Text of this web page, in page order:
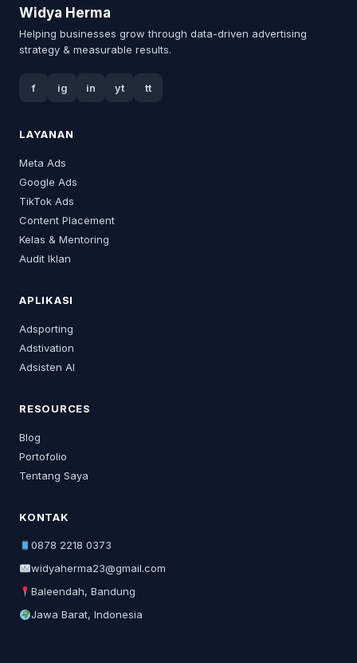
Widya Herma
Helping businesses grow through data-driven advertising
strategy & measurable results.
f ig in yt tt
LAYANAN
Meta Ads
Google Ads
TikTok Ads
Content Placement
Kelas & Mentoring
Audit Iklan
APLIKASI
Adsporting
Adstivation
Adsisten AI
RESOURCES
Blog
Portofolio
Tentang Saya
KONTAK
0878 2218 0373
widyaherma23@gmail.com
Baleendah, Bandung
Jawa Barat, Indonesia